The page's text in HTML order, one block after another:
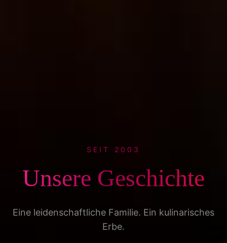
SEIT 2003
Unsere Geschichte
Eine leidenschaftliche Familie. Ein kulinarisches
Erbe.